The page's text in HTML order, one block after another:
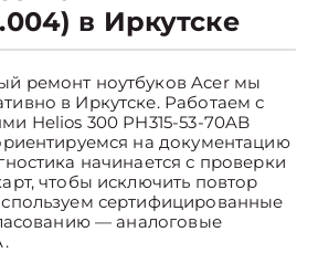
в Иркутске
ремонт ноутбуков Acer мы
в Иркутске. Работаем с
Helios 300 PH315-53-70AB
на документацию
начинается с проверки
чтобы исключить повтор
сертифицированные
— аналоговые